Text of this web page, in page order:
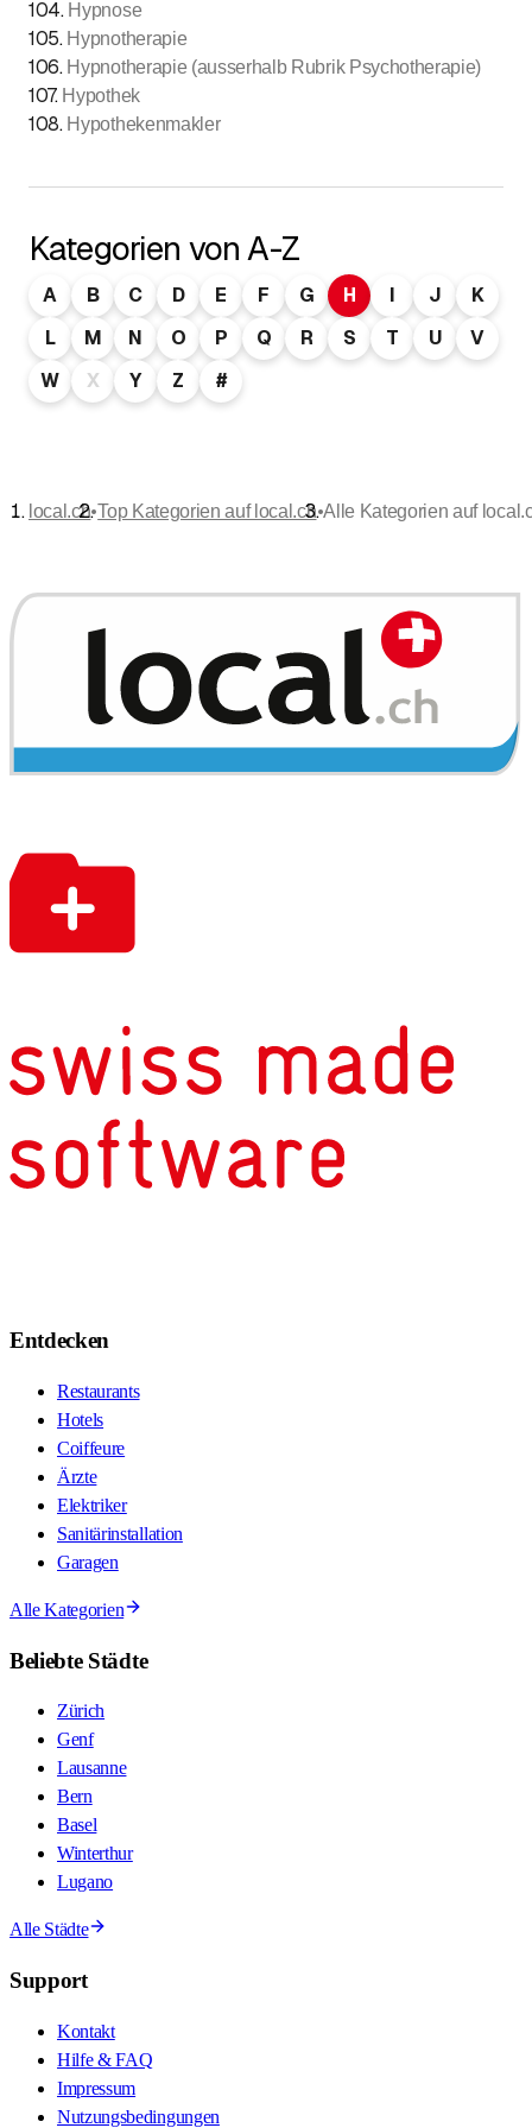
104. Hypnose
105. Hypnotherapie
106. Hypnotherapie (ausserhalb Rubrik Psychotherapie)
107. Hypothek
108. Hypothekenmakler
Kategorien von A-Z
A B C D E F G H I J
K
L
M N O P Q R S T U
V
W
X Y Z #
local.ch•Top Kategorien auf local.ch•Alle Kategorien auf
Entdecken
Restaurants
Hotels
Coiffeure
Ärzte
Elektriker
Sanitärinstallation
Garagen
Alle Kategorien
Beliebte Städte
Zürich
Genf
Lausanne
Bern
Basel
Winterthur
Lugano
Alle Städte
Support
Kontakt
Hilfe & FAQ
Impressum
Nutzungsbedingungen